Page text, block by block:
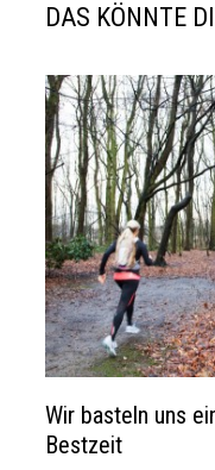
DAS KÖNNTE
Wir basteln uns
Bestzeit